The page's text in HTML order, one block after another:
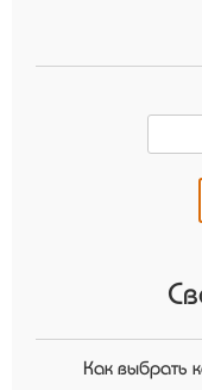
Как выбрать